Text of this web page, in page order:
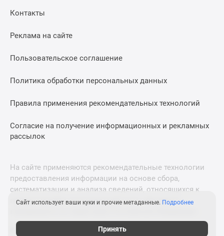
Дома
Коттеджные
Москве
коттеджные
поселки
коттеджные
поселки
Коттеджные
поселки
Контакты
Реклама на сайте
Пользовательское соглашение
Политика обработки персональных данных
Правила применения рекомендательных технологий
Согласие на получение информационных и рекламных
рассылок
На сайте применяются рекомендательные технологии
предоставления информации на основе сбора,
систематизации и анализа сведений, относящихся к
предпочтениям пользователей сети «Интернет»,
© 2011—2026 Новострой-М. Все права защищены. Всё,
Сайт использует ваши куки и прочие метаданные. Подробнее
Принять